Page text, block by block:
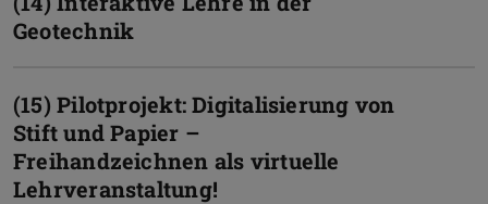
Geotechnik
(15) Pilotprojekt: Digitalisierung von
Stift und Papier –
Freihandzeichnen als virtuelle
Lehrveranstaltung!